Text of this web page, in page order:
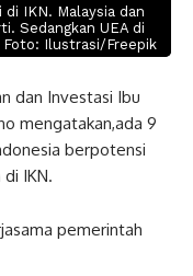
IKN. Malaysia dan
Sedangkan UEA di
Ilustrasi/Freepik
dan Investasi Ibu
mengatakan,ada 9
berpotensi
IKN.
pemerintah